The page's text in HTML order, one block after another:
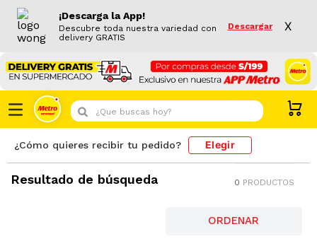
¡Descarga la App!
Descubre toda nuestra variedad con
delivery GRATIS
Descargar X
¿Que buscas hoy?
¿Cómo quieres recibir tu pedido? Elegir
Resultado de búsqueda 0 PRODUCTOS